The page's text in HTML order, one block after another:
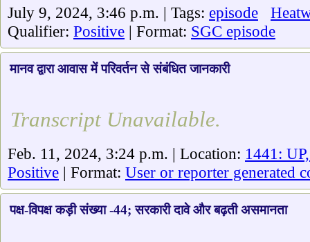
July 9, 2024, 3:46 p.m. | Tags: episode
Qualifier: Positive | Format: SGC episode
मानव द्वारा आवास में परिवर्तन से संबंधित जानकारी
Transcript Unavailable.
Feb. 11, 2024, 3:24 p.m. | Location: 1441:
Positive | Format: User or reporter generated
पक्ष-विपक्ष कड़ी संख्या -44; सरकारी दावे और बढ़ती असमानता